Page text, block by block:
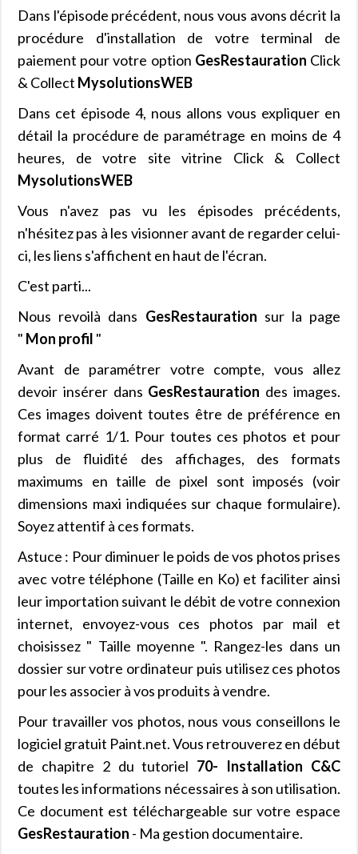
Dans l'épisode précédent, nous vous avons décrit la
procédure d'installation de votre terminal de
paiement pour votre option GesRestauration Click
& Collect MysolutionsWEB
Dans cet épisode 4, nous allons vous expliquer en
détail la procédure de paramétrage en moins de 4
heures, de votre site vitrine Click & Collect
MysolutionsWEB
Vous n'avez pas vu les épisodes précédents,
n'hésitez pas à les visionner avant de regarder celui-
ci, les liens s'affichent en haut de l'écran.
C'est parti...
Nous revoilà dans GesRestauration sur la page
" Mon profil "
Avant de paramétrer votre compte, vous allez
devoir insérer dans GesRestauration des images.
Ces images doivent toutes être de préférence en
format carré 1/1. Pour toutes ces photos et pour
plus de fluidité des affichages, des formats
maximums en taille de pixel sont imposés (voir
dimensions maxi indiquées sur chaque formulaire).
Soyez attentif à ces formats.
Astuce : Pour diminuer le poids de vos photos prises
avec votre téléphone (Taille en Ko) et faciliter ainsi
leur importation suivant le débit de votre connexion
internet, envoyez-vous ces photos par mail et
choisissez " Taille moyenne ". Rangez-les dans un
dossier sur votre ordinateur puis utilisez ces photos
pour les associer à vos produits à vendre.
Pour travailler vos photos, nous vous conseillons le
logiciel gratuit Paint.net. Vous retrouverez en début
de chapitre 2 du tutoriel 70- Installation C&C
toutes les informations nécessaires à son utilisation.
Ce document est téléchargeable sur votre espace
GesRestauration - Ma gestion documentaire.